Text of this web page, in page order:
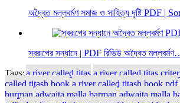
অদ্বৈত মল্লবর্মণ সমাজ ও সাহিত্য দৃষ্টি PDF |
স্বরূপের সন্ধানে | PDF রিভিউ অদ্বৈত
Tags:a river called titas a river called titas
called titash book a river called titash book pdf
burman adwaita malla barman adwaita malla